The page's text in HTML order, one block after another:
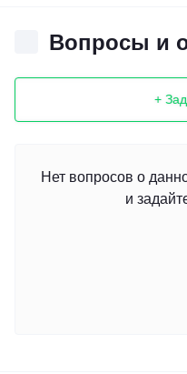
Вопросы и
+
Нет вопросов о
и